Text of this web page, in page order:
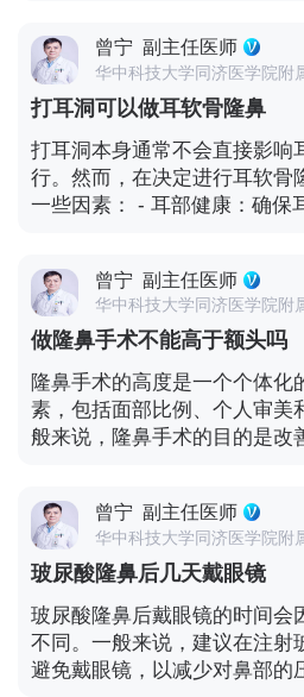
愿和审美需求，而不是受到外
驱动。 - 医生选择：选择经验
外科医生进行手术。咨询多个
验、技术和手术方法，并查看
馈。 - 术前咨询：在手术前，
和讨论。医生会评估你的鼻部
相关因素，并告知你手术的具
和随访安排。 隆鼻手术是一
虑多方面因素。与医生进行充
帮助你做出明智的决策，并确
结痂的程度可能不明显。 伤
着愈合不良。愈合的关键是保
护理。医生通常会给出具体的
期清洁伤口、使用适当的消毒
等。 如果伤口没有明显的红肿
状，并且在逐渐愈合，就不需
果你对伤口的愈合情况有疑
供针对性的建议。 需要注意的
愈合可能需要几周甚至几个月
要遵循医生的建议，注意饮食
等，以促进伤口的良好愈合。
曾宁 副主任医师
华中科技大学同济医学院附
打耳洞可以做耳软骨隆鼻
打耳洞本身通常不会直接影响
行。然而，在决定进行耳软骨
一些因素： - 耳部健康：确保
据你的鼻部情况和手术需求，
性和适宜性。他们会考虑耳软
等因素。 - 恢复时间：耳软骨
恢复时间。在安排手术时，要
的恢复期间，以避免相互影响
之前，与医生进行详细的咨询
医生会根据你的具体情况，包
并提供具体的建议和指导。 此
关重要。遵循医生的指示进行
的清洁、避免碰撞和感染等，
复。 最终的决策应该基于你与
术风险与收益的充分了解。如
疑问或担忧，一定要与医生进
曾宁 副主任医师
华中科技大学同济医学院附
做隆鼻手术不能高于额头吗
隆鼻手术的高度是一个个体化
素，包括面部比例、个人审美
般来说，隆鼻手术的目的是改
面部比例：鼻部的高度应该与
应，以保持整体的和谐。过高
然，并与其他面部特征不相称
人对于美的定义和期望不同。
者进行充分的沟通，了解他们
者的面部特点和目标来确定合
剖结构：鼻部的骨骼和软组织
曾宁 副主任医师
华中科技大学同济医学院附
玻尿酸隆鼻后几天戴眼镜
玻尿酸隆鼻后戴眼镜的时间会
不同。一般来说，建议在注射
避免戴眼镜，以减少对鼻部的